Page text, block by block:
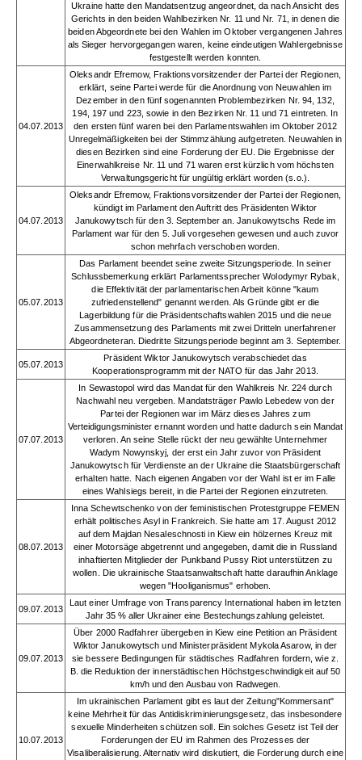
Ukraine hatte den Mandatsentzug angeordnet, da nach Ansicht des
Gerichts in den beiden Wahlbezirken Nr. 11 und Nr. 71, in denen die
beiden Abgeordnete bei den Wahlen im Oktober vergangenen Jahres
als Sieger hervorgegangen waren, keine eindeutigen Wahlergebnisse
festgestellt werden konnten.
04.07.2013
Oleksandr Efremow, Fraktionsvorsitzender der Partei der Regionen,
erklärt, seine Partei werde für die Anordnung von Neuwahlen im
Dezember in den fünf sogenannten Problembezirken Nr. 94, 132,
194, 197 und 223, sowie in den Bezirken Nr. 11 und 71 eintreten. In
den ersten fünf waren bei den Parlamentswahlen im Oktober 2012
Unregelmäßigkeiten bei der Stimmzählung aufgetreten. Neuwahlen in
diesen Bezirken sind eine Forderung der EU. Die Ergebnisse der
Einerwahlkreise Nr. 11 und 71 waren erst kürzlich vom höchsten
Verwaltungsgericht für ungültig erklärt worden (s.o.).
04.07.2013
Oleksandr Efremow, Fraktionsvorsitzender der Partei der Regionen,
kündigt im Parlament den Auftritt des Präsidenten Wiktor
Janukowytsch für den 3. September an. Janukowytschs Rede im
Parlament war für den 5. Juli vorgesehen gewesen und auch zuvor
schon mehrfach verschoben worden.
05.07.2013
Das Parlament beendet seine zweite Sitzungsperiode. In seiner
Schlussbemerkung erklärt Parlamentssprecher Wolodymyr Rybak,
die Effektivität der parlamentarischen Arbeit könne "kaum
zufriedenstellend" genannt werden. Als Gründe gibt er die
Lagerbildung für die Präsidentschaftswahlen 2015 und die neue
Zusammensetzung des Parlaments mit zwei Dritteln unerfahrener
Abgeordneteran. Diedritte Sitzungsperiode beginnt am 3. September.
05.07.2013
Präsident Wiktor Janukowytsch verabschiedet das
Kooperationsprogramm mit der NATO für das Jahr 2013.
07.07.2013
In Sewastopol wird das Mandat für den Wahlkreis Nr. 224 durch
Nachwahl neu vergeben. Mandatsträger Pawlo Lebedew von der
Partei der Regionen war im März dieses Jahres zum
Verteidigungsminister ernannt worden und hatte dadurch sein Mandat
verloren. An seine Stelle rückt der neu gewählte Unternehmer
Wadym Nowynskyj, der erst ein Jahr zuvor von Präsident
Janukowytsch für Verdienste an der Ukraine die Staatsbürgerschaft
erhalten hatte. Nach eigenen Angaben vor der Wahl ist er im Falle
eines Wahlsiegs bereit, in die Partei der Regionen einzutreten.
08.07.2013
Inna Schewtschenko von der feministischen Protestgruppe FEMEN
erhält politisches Asyl in Frankreich. Sie hatte am 17. August 2012
auf dem Majdan Nesaleschnosti in Kiew ein hölzernes Kreuz mit
einer Motorsäge abgetrennt und angegeben, damit die in Russland
inhaftierten Mitglieder der Punkband Pussy Riot unterstützen zu
wollen. Die ukrainische Staatsanwaltschaft hatte daraufhin Anklage
wegen "Hooliganismus" erhoben.
09.07.2013
Laut einer Umfrage von Transparency International haben im letzten
Jahr 35 % aller Ukrainer eine Bestechungszahlung geleistet.
09.07.2013
Über 2000 Radfahrer übergeben in Kiew eine Petition an Präsident
Wiktor Janukowytsch und Ministerpräsident Mykola Asarow, in der
sie bessere Bedingungen für städtisches Radfahren fordern, wie z.
B. die Reduktion der innerstädtischen Höchstgeschwindigkeit auf 50
km/h und den Ausbau von Radwegen.
10.07.2013
Im ukrainischen Parlament gibt es laut der Zeitung"Kommersant"
keine Mehrheit für das Antidiskriminierungsgesetz, das insbesondere
sexuelle Minderheiten schützen soll. Ein solches Gesetz ist Teil der
Forderungen der EU im Rahmen des Prozesses der
Visaliberalisierung. Alternativ wird diskutiert, die Forderung durch eine